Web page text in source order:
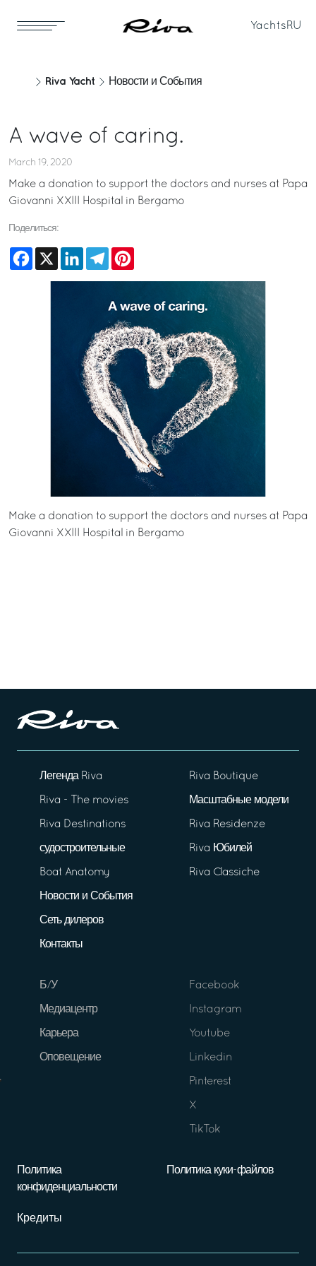
Yachts RU
Riva Yacht Новости и События
A wave of caring.
March 19, 2020
Make a donation to support the doctors and nurses at Papa
Giovanni XXIII Hospital in Bergamo
Поделиться:
Facebook
X LinkedInTelegram
Make a donation to support the doctors and nurses at Papa
Giovanni XXIII Hospital in Bergamo
Легенда Riva
Riva - The movies
Riva Destinations
судостроительные
Boat Anatomy
Новости и События
Сеть дилеров
Контакты
Riva Boutique
Масштабные модели
Riva Residenze
Riva Юбилей
Riva Classiche
Б/У
Медиацентр
Карьера
Оповещение
Facebook
Instagram
Youtube
Linkedin
Pinterest
X
TikTok
Политика
конфиденциальности
Политика куки-файлов
Кредиты